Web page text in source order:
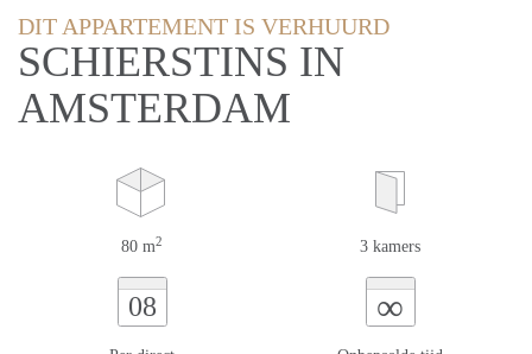
DIT APPARTEMENT IS VERHUURD
SCHIERSTINS IN
AMSTERDAM
80 m2 3 kamers
08 ∞